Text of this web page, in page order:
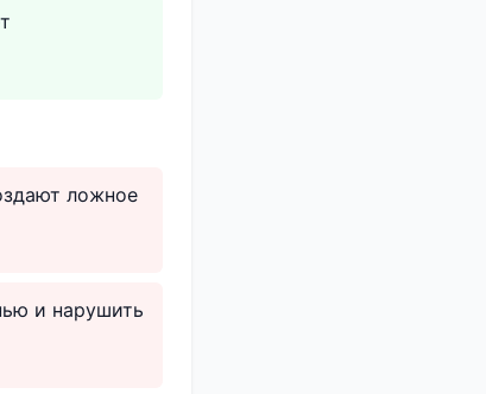
ложное
и нарушить